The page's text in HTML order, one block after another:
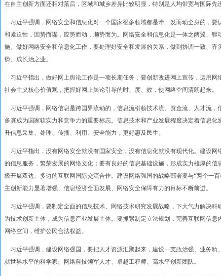
在自主创新方面还相对落后，区域和城乡差异比较明显，特别是人均带宽与国际
习近平强调，网络安全和信息化对一个国家很多领域都是牵一发而动全身的，
和紧迫性，因势而谋，应势而动，顺势而为。网络安全和信息化是一体之两翼、
施。做好网络安全和信息化工作，要处理好安全和发展的关系，做到协调一致、
势、成长治之业。
习近平指出，做好网上舆论工作是一项长期任务，要创新改进网上宣传，运用
社会主义核心价值观，把握好网上舆论引导的时、度、效，使网络空间清朗起来。
习近平强调，网络信息是跨国界流动的，信息流引领技术流、资金流、人才流
多寡成为国家软实力和竞争力的重要标志。信息技术和产业发展程度决定着信息
升信息采集、处理、传播、利用、安全能力，更好惠及民生。
习近平指出，没有网络安全就没有国家安全，没有信息化就没有现代化。建设
的信息服务，繁荣发展的网络文化；要有良好的信息基础设施，形成实力雄厚的
极开展双边、多边的互联网国际交流合作。建设网络强国的战略部署要与“两个一
主创新能力显著增强、信息经济全面发展、网络安全保障有力的目标不断前进。
习近平强调，要制定全面的信息技术、网络技术研究发展战略，下大气力解决
为技术创新主体，成为信息产业发展主体。要抓紧制定立法规划，完善互联网信
网络空间，维护公民合法权益。
习近平强调，建设网络强国，要把人才资源汇聚起来，建设一支政治强、业务精
就世界水平的科学家、网络科技领军人才、卓越工程师、高水平创新团队。